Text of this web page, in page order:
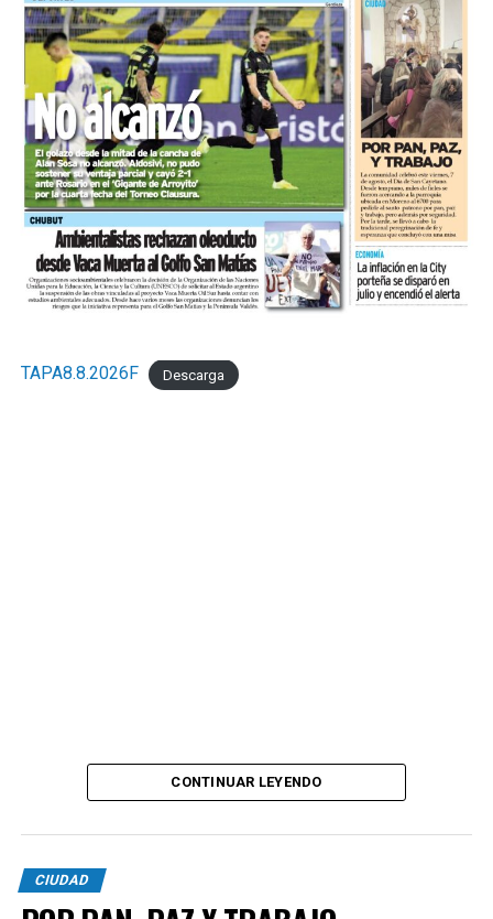
TAPA8.8.2026F Descarga
CONTINUAR LEYENDO
CIUDAD